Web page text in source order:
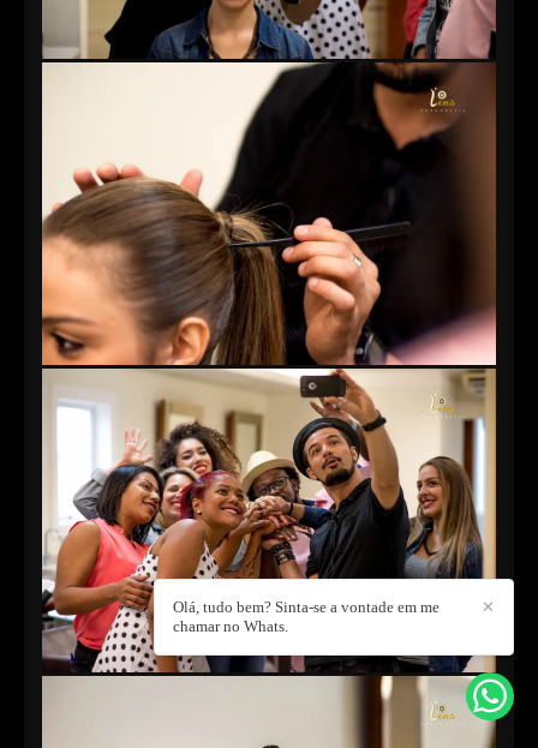
✕
Olá, tudo bem? Sinta-se a vontade em me
chamar no Whats.